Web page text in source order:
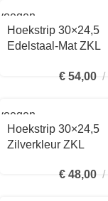
Hoekstrip 30×24,5
Edelstaal-Mat ZKL
1681414300
€ 54,00
Hoekstrip 30×24,5
Zilverkleur ZKL
1681411300
€ 48,00